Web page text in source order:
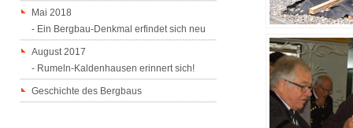
Mai 2018
- Ein Bergbau-Denkmal erfindet sich neu
August 2017
- Rumeln-Kaldenhausen erinnert sich!
Geschichte des Bergbaus